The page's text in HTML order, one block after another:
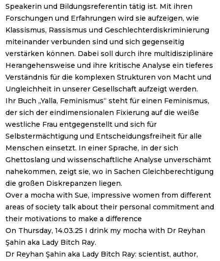
Speakerin und Bildungsreferentin tätig ist. Mit ihren
Forschungen und Erfahrungen wird sie aufzeigen, wie
Klassismus, Rassismus und Geschlechterdiskriminierung
miteinander verbunden sind und sich gegenseitig
verstärken können. Dabei soll durch ihre multidisziplinäre
Herangehensweise und ihre kritische Analyse ein tieferes
Verständnis für die komplexen Strukturen von Macht und
Ungleichheit in unserer Gesellschaft aufzeigt werden.
Ihr Buch „Yalla, Feminismus“ steht für einen Feminismus,
der sich der eindimensionalen Fixierung auf die weiße
westliche Frau entgegenstellt und sich für
Selbstermächtigung und Entscheidungsfreiheit für alle
Menschen einsetzt. In einer Sprache, in der sich
Ghettoslang und wissenschaftliche Analyse unverschämt
nahekommen, zeigt sie, wo in Sachen Gleichberechtigung
die großen Diskrepanzen liegen.
Over a mocha with Sue, impressive women from different
areas of society talk about their personal commitment and
their motivations to make a difference
On Thursday, 14.03.25 I drink my mocha with Dr Reyhan
Şahin aka Lady Bitch Ray.
Dr Reyhan Şahin aka Lady Bitch Ray: scientist, author,